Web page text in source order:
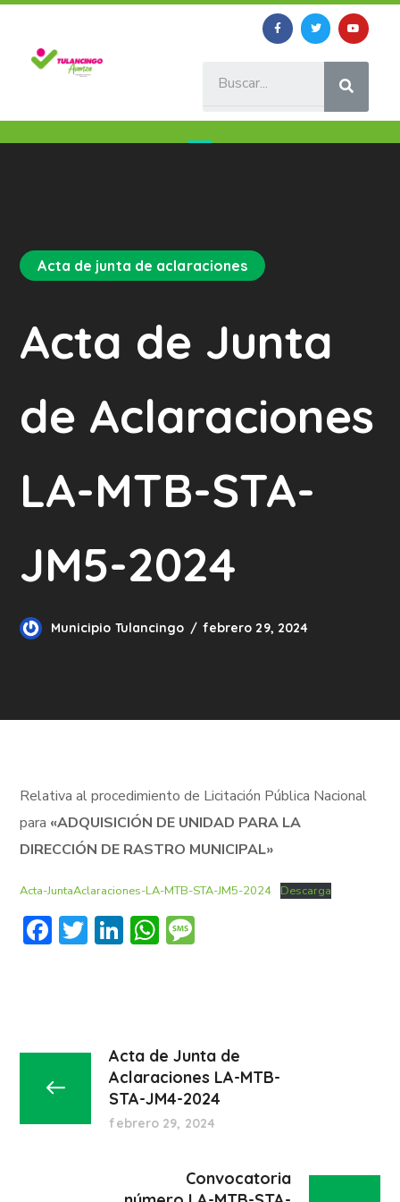
Acta de junta de aclaraciones
Acta de Junta
de Aclaraciones
LA-MTB-STA-
JM5-2024
Municipio Tulancingo febrero 29, 2024
Relativa al procedimiento de Licitación Pública Nacional
para «ADQUISICIÓN DE UNIDAD PARA LA
DIRECCIÓN DE RASTRO MUNICIPAL»
Acta-JuntaAclaraciones-LA-MTB-STA-JM5-2024 Descarga
Facebook
Twitter
LinkedIn
WhatsApp
Acta de Junta de
Aclaraciones LA-MTB-
STA-JM4-2024
febrero 29, 2024
Convocatoria